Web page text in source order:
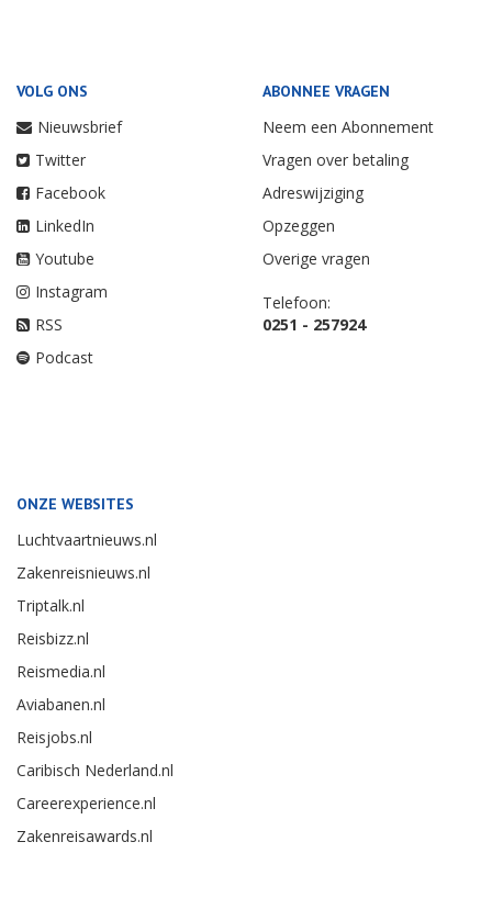
VOLG ONS
Nieuwsbrief
Twitter
Facebook
LinkedIn
Youtube
Instagram
RSS
Podcast
ABONNEE VRAGEN
Neem een Abonnement
Vragen over betaling
Adreswijziging
Opzeggen
Overige vragen
Telefoon:
0251 - 257924
ONZE WEBSITES
Luchtvaartnieuws.nl
Zakenreisnieuws.nl
Triptalk.nl
Reisbizz.nl
Reismedia.nl
Aviabanen.nl
Reisjobs.nl
Caribisch Nederland.nl
Careerexperience.nl
Zakenreisawards.nl